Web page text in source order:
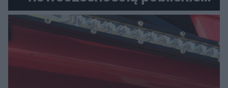
miasta. Prąd, telefon i
luksusowa auta